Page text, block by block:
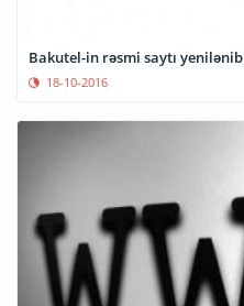
Bakutel-in rəsmi saytı yenilənib
18-10-2016